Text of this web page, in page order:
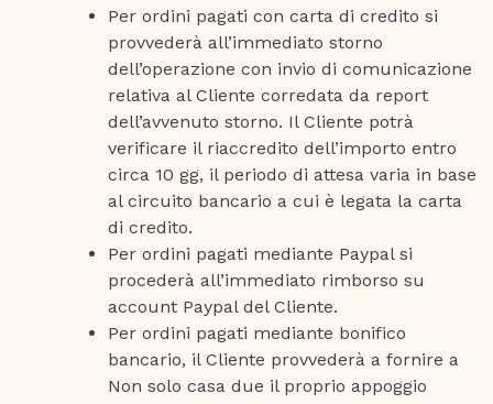
Per ordini pagati con carta di credito si
provvederà all’immediato storno
dell’operazione con invio di comunicazione
relativa al Cliente corredata da report
dell’avvenuto storno. Il Cliente potrà
verificare il riaccredito dell’importo entro
circa 10 gg, il periodo di attesa varia in base
al circuito bancario a cui è legata la carta
di credito.
Per ordini pagati mediante Paypal si
procederà all’immediato rimborso su
account Paypal del Cliente.
Per ordini pagati mediante bonifico
bancario, il Cliente provvederà a fornire a
Non solo casa due il proprio appoggio